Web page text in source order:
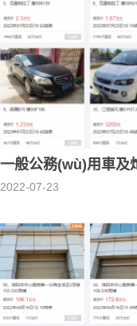
一般公務(wù)用車及
2022-07-23